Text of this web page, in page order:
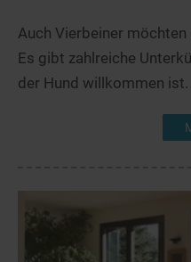
Auch Vierbeiner möchten
Es gibt zahlreiche
der Hund willkommen ist.